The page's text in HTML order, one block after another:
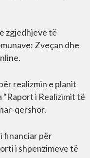
zgjedhjeve të
Zveçan dhe
realizmin e planit
i Realizimit të
qershor.
financiar për
i shpenzimeve të